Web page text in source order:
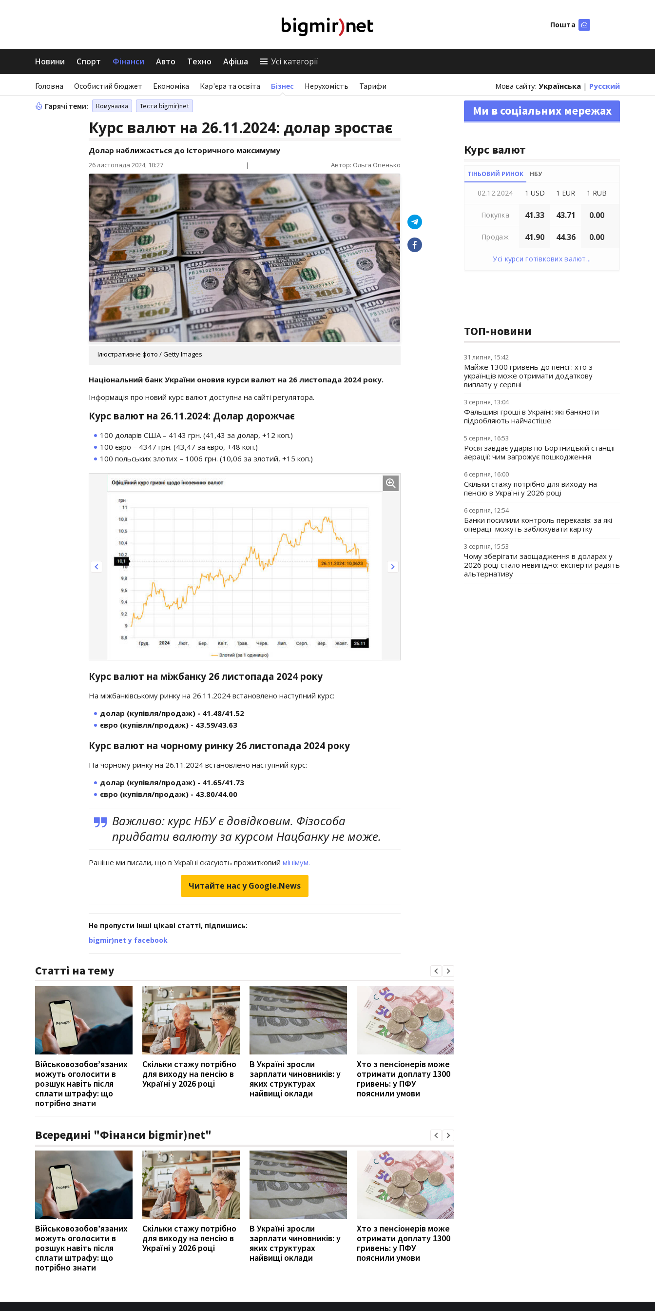
Пошта
Новини Спорт Фінанси Авто Техно Афіша Усі категорії
Головна Особистий бюджет Економіка Кар'єра та освіта Бізнес Нерухомість Тарифи Мова сайту: Українська | Русский
Гарячі теми: Комуналка Тести bigmir)net
Курс валют на 26.11.2024: долар зростає
Долар наближається до історичного максимуму
26 листопада 2024, 10:27 | Автор: Ольга Опенько
Ілюстративне фото / Getty Images
Національний банк України оновив курси валют на 26 листопада 2024 року.
Інформація про новий курс валют доступна на сайті регулятора.
Курс валют на 26.11.2024: Долар дорожчає
100 доларів США – 4143 грн. (41,43 за долар, +12 коп.)
100 євро – 4347 грн. (43,47 за євро, +48 коп.)
100 польських злотих – 1006 грн. (10,06 за злотий, +15 коп.)
Курс валют на міжбанку 26 листопада 2024 року
На міжбанківському ринку на 26.11.2024 встановлено наступний курс:
долар (купівля/продаж) - 41.48/41.52
євро (купівля/продаж) - 43.59/43.63
Курс валют на чорному ринку 26 листопада 2024 року
На чорному ринку на 26.11.2024 встановлено наступний курс:
долар (купівля/продаж) - 41.65/41.73
євро (купівля/продаж) - 43.80/44.00
Важливо: курс НБУ є довідковим. Фізособа
придбати валюту за курсом Нацбанку не може.
Раніше ми писали, що в Україні скасують прожитковий мінімум.
Читайте нас у Google.News
Не пропусти інші цікаві статті, підпишись:
bigmir)net у facebook
Статті на тему
Військовозобов’язаних
можуть оголосити в
розшук навіть після
сплати штрафу: що
потрібно знати
Скільки стажу потрібно
для виходу на пенсію в
Україні у 2026 році
В Україні зросли
зарплати чиновників: у
яких структурах
найвищі оклади
Хто з пенсіонерів може
отримати доплату 1300
гривень: у ПФУ
пояснили умови
Всередині "Фінанси bigmir)net"
Військовозобов’язаних
можуть оголосити в
розшук навіть після
сплати штрафу: що
потрібно знати
Скільки стажу потрібно
для виходу на пенсію в
Україні у 2026 році
В Україні зросли
зарплати чиновників: у
яких структурах
найвищі оклади
Хто з пенсіонерів може
отримати доплату 1300
гривень: у ПФУ
пояснили умови
Ми в соціальних мережах
Курс валют
ТІНЬОВИЙ РИНОК НБУ
02.12.2024 1 USD 1 EUR 1 RUB
Покупка 41.33 43.71 0.00
Продаж 41.90 44.36 0.00
Усі курси готівкових валют...
ТОП-новини
31 липня, 15:42
Майже 1300 гривень до пенсії: хто з
українців може отримати додаткову
виплату у серпні
3 серпня, 13:04
Фальшиві гроші в Україні: які банкноти
підробляють найчастіше
5 серпня, 16:53
Росія завдає ударів по Бортницькій станції
аерації: чим загрожує пошкодження
6 серпня, 16:00
Скільки стажу потрібно для виходу на
пенсію в Україні у 2026 році
6 серпня, 12:54
Банки посилили контроль переказів: за які
операції можуть заблокувати картку
3 серпня, 15:53
Чому зберігати заощадження в доларах у
2026 році стало невигідно: експерти радять
альтернативу